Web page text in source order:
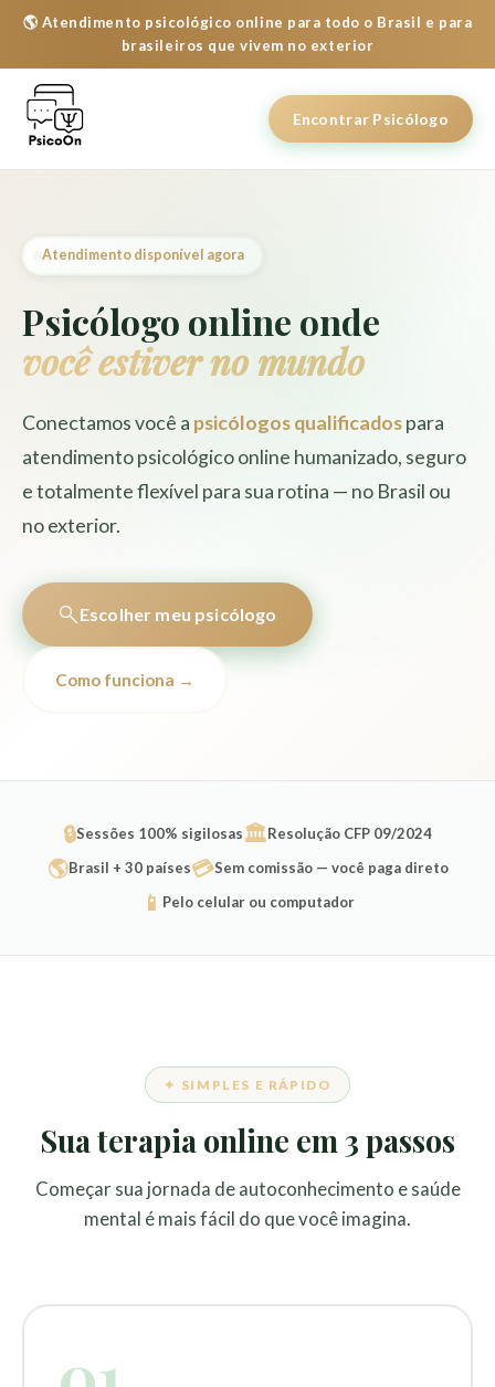
🌎 Atendimento psicológico online para todo o Brasil e para
brasileiros que vivem no exterior
Encontrar Psicólogo
Atendimento disponível agora
Psicólogo online onde
você estiver no mundo
Conectamos você a psicólogos qualificadospara
atendimento psicológico online humanizado, seguro
e totalmente flexível para sua rotina — no Brasil ou
no exterior.
Escolher meu psicólogo
Como funciona →
🔒Sessões 100% sigilosas🏛️Resolução CFP 09/2024
🌎Brasil + 30 países💳Sem comissão — você paga direto
📱 Pelo celular ou computador
✦ SIMPLES E RÁPIDO
Sua terapia online em 3 passos
Começar sua jornada de autoconhecimento e saúde
mental é mais fácil do que você imagina.